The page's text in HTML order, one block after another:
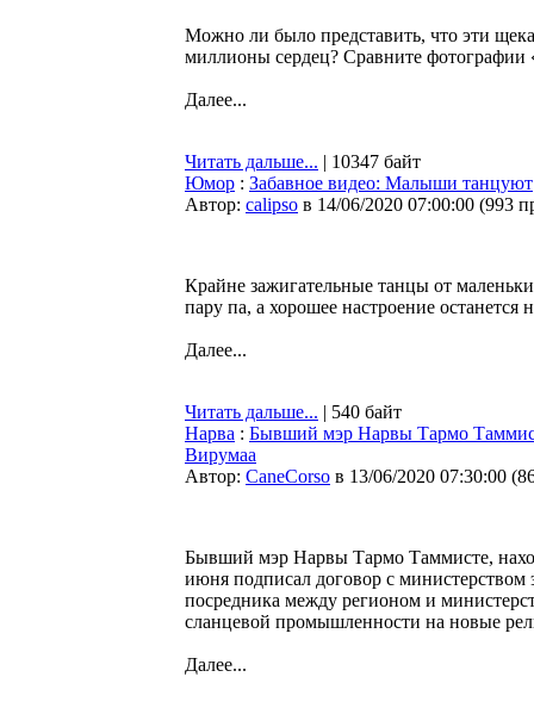
Можно ли было представить, что эти
миллионы сердец? Сравните фотографии
Далее...
Читать дальше... | 10347 байт
Юмор : Забавное видео: Малыши танцуют
Автор: calipso в 14/06/2020 07:00:00 (993
Крайне зажигательные танцы от
пару па, а хорошее настроение останется
Далее...
Читать дальше... | 540 байт
Нарва : Бывший мэр Нарвы Тармо
Вирумаа
Автор: CaneCorso в 13/06/2020 07:30:00 (
Бывший мэр Нарвы Тармо Таммисте,
июня подписал договор с
посредника между регионом и
сланцевой промышленности на новые
Далее...